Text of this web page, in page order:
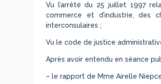
Vu l’arrêté du 25 juillet 1997
commerce et d’industrie, des
interconsulaires ;
Vu le code de justice
Après avoir entendu en séance
– le rapport de Mme Airelle